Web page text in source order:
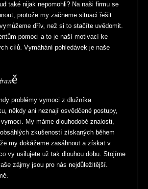
také nijak nepomohli? Na naši firmu se
protože my začneme situaci řešit
dřív, než si to stačíte uvědomit.
pomoci a to je naší motivací ke
cílů.Vymáhání pohledávek je naše
problémy vymoci z dlužníka
někdy ani neznají osvědčené postupy,
My máme dlouhodobé znalosti,
zkušeností získaných během
my dokážeme zasáhnout a získat v
vy usilujete už tak dlouhou dobu. Stojíme
zájmy jsou pro nás nejdůležitější.